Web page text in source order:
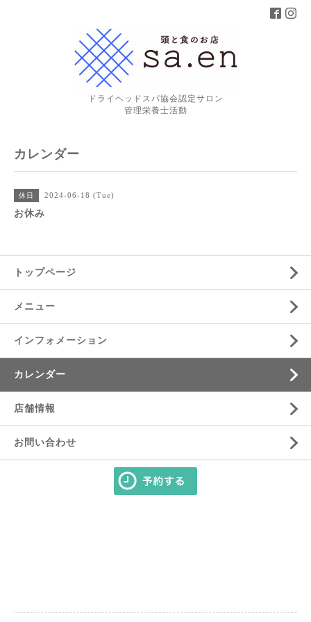
ドライヘッドスパ協会認定サロン
管理栄養士活動
カレンダー
休日 2024-06-18 (Tue)
お休み
トップページ
メニュー
インフォメーション
カレンダー
店舗情報
お問い合わせ